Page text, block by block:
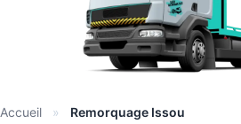
Accueil » Remorquage Issou